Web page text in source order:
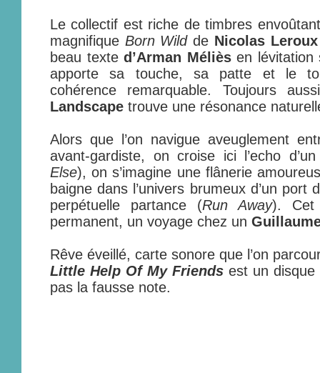
Le collectif est riche de timbres
magnifique Born Wildde Nicolas Leroux
beau texted’Arman Mélièsen lévitation
apporte sa touche, sa patte et le
cohérence remarquable. Toujours
Landscape trouve une résonance
Alors que l’on navigue aveuglement
avant-gardiste, on croise ici l’echo
Else), on s’imagine une flânerie
baigne dans l’univers brumeux d’un port
perpétuelle partance (Run Away). Cet
permanent, un voyage chez un
Rêve éveillé, carte sonore que l’on
Little Help Of My Friends est un
pas la fausse note.